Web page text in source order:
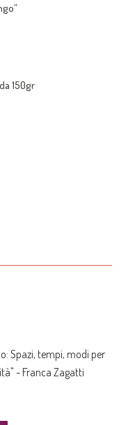
150gr
Spazi, tempi, modi per
- Franca Zagatti